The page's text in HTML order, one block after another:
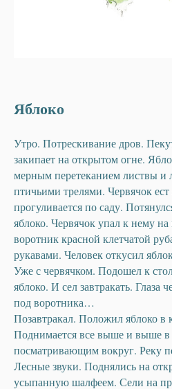
Яблоко
Утро. Потрескивание дров.
закипает на открытом огне.
мерным перетеканием листвы и
птичьими трелями. Червячок
прогуливается по саду.
яблоко. Червячок упал к нему
воротник красной клетчатой
рукавами. Человек откусил
Уже с червячком. Подошел к
яблоко. И сел завтракать. Глаза
под воротника…
Позавтракал. Положил яблоко в
Поднимается все выше и выше
посматривающим вокруг. Реку
Лесные звуки. Поднялись на
усыпанную шалфеем. Сели на